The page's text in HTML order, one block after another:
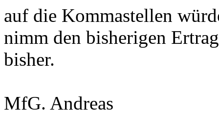
auf die Kommastellen
nimm den bisherigen
bisher.
MfG. Andreas